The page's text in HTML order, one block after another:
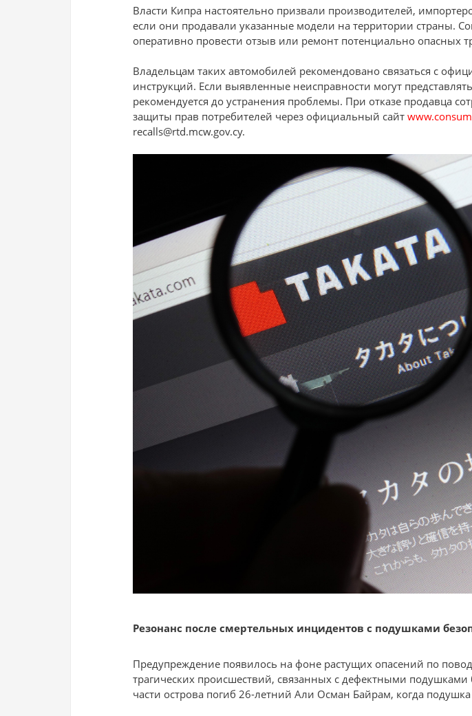
Власти Кипра настоятельно призвали производителей,
если они продавали указанные модели на территории страны.
оперативно провести отзыв или ремонт потенциально опасных
Владельцам таких автомобилей рекомендовано связаться с
инструкций. Если выявленные неисправности могут
рекомендуется до устранения проблемы. При отказе продавца
защиты прав потребителей через официальный сайт
recalls@rtd.mcw.gov.cy.
Резонанс после смертельных инцидентов с подушками
Предупреждение появилось на фоне растущих опасений по
трагических происшествий, связанных с дефектными подушками
части острова погиб 26-летний Али Осман Байрам, когда